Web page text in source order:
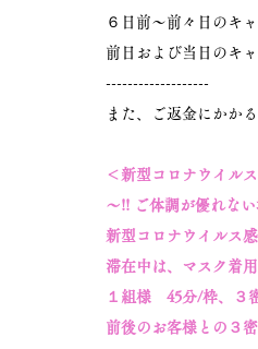
６日前〜前々日のキ
前日および当日のキ
-------------------
また、ご返金にかか
＜新型コロナウイル
〜!! ご体調が優れな
新型コロナウイルス
滞在中は、マスク着
１組様 45分/枠、３
前後のお客様との３